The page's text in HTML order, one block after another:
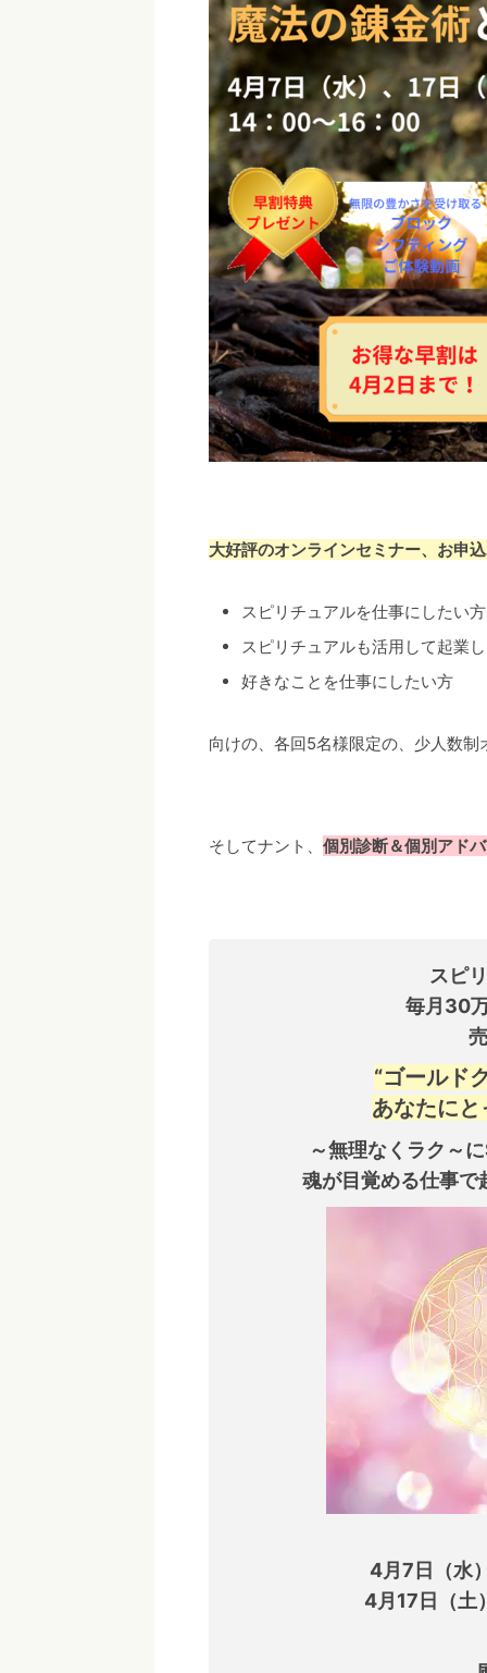
大好評のオンラインセミナー、お申
スピリチュアルを仕事にしたい方
スピリチュアルも活用して起業
好きなことを仕事にしたい方
向けの、各回5名様限定の、少人数
そしてナント、 個別診断＆個別アド
スピ
毎月30
“ゴールド
あなたに
～無理なくラク～
魂が目覚める仕事で
4月7日（水
4月17日（土